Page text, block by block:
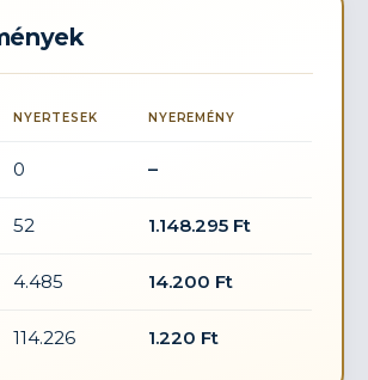
NYERTESEK NYEREMÉNY
0 –
52 1.148.295 Ft
4.485 14.200 Ft
114.226 1.220 Ft